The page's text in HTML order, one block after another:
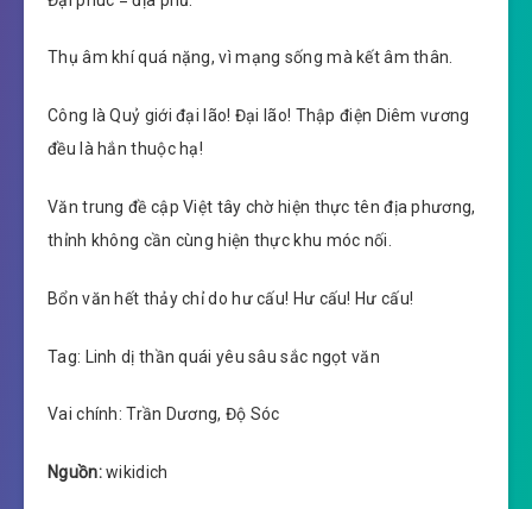
Thụ âm khí quá nặng, vì mạng sống mà kết âm thân.
Công là Quỷ giới đại lão! Đại lão! Thập điện Diêm vương
đều là hắn thuộc hạ!
Văn trung đề cập Việt tây chờ hiện thực tên địa phương,
thỉnh không cần cùng hiện thực khu móc nối.
Bổn văn hết thảy chỉ do hư cấu! Hư cấu! Hư cấu!
Tag: Linh dị thần quái yêu sâu sắc ngọt văn
Vai chính: Trần Dương, Độ Sóc
Nguồn:wikidich